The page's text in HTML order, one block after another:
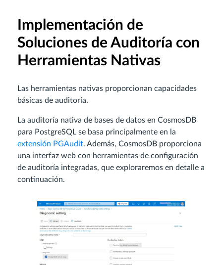
Implementación de
Soluciones de Auditoría con
Herramientas Nativas
Las herramientas nativas proporcionan capacidades
básicas de auditoría.
La auditoría nativa de bases de datos en CosmosDB
para PostgreSQL se basa principalmente en la
extensión PGAudit. Además, CosmosDB proporciona
una interfaz web con herramientas de configuración
de auditoría integradas, que exploraremos en detalle a
continuación.